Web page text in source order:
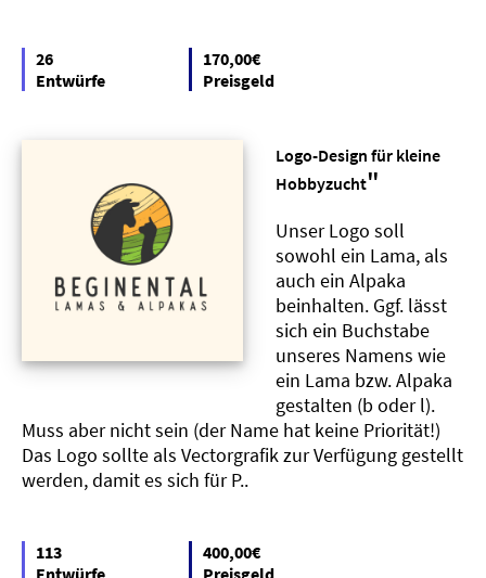
26
Entwürfe
170,00€
Preisgeld
Logo-Design für kleine
Hobbyzucht"
Unser Logo soll
sowohl ein Lama, als
auch ein Alpaka
beinhalten. Ggf. lässt
sich ein Buchstabe
unseres Namens wie
ein Lama bzw. Alpaka
gestalten (b oder l).
Muss aber nicht sein (der Name hat keine Priorität!)
Das Logo sollte als Vectorgrafik zur Verfügung gestellt
werden, damit es sich für P..
113
Entwürfe
400,00€
Preisgeld